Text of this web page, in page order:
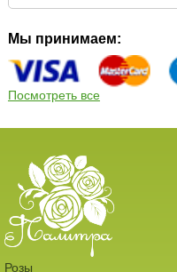
Мы принимаем:
Посмотреть все
Розы